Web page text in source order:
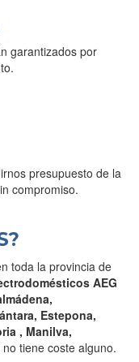
garantizados por
presupuesto de la
compromiso.
toda la provincia de
AEG
Estepona,
, Manilva,
tiene coste alguno.